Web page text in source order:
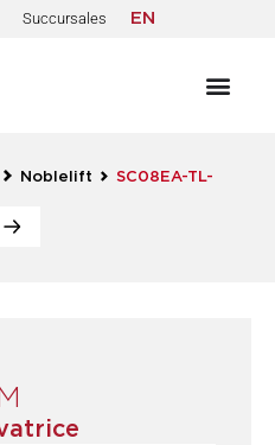
Succursales EN
Noblelift
SC08EA-TL-